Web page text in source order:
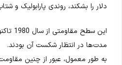
دلار را بشکند، روندی پارابولیک و
این
مدت‌ها در انتظار شکست آن بودند.
به طور معمول، عبور از چنین